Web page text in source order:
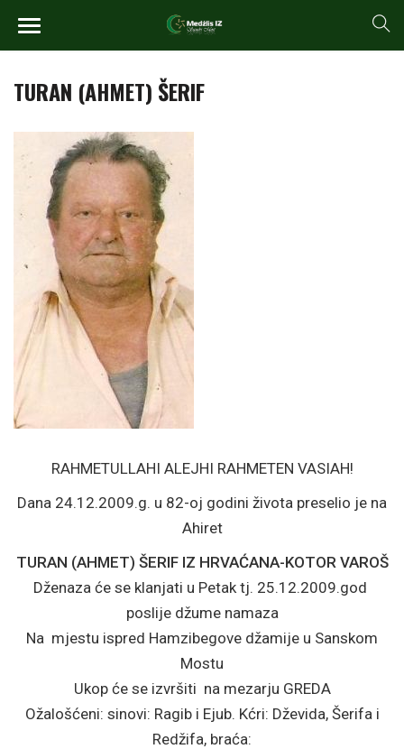
TURAN (AHMET) ŠERIF
RAHMETULLAHI ALEJHI RAHMETEN VASIAH!
Dana 24.12.2009.g. u 82-oj godini života preselio je na
Ahiret
TURAN (AHMET) ŠERIF IZ HRVAĆANA-KOTOR VAROŠ
Dženaza će se klanjati u Petak tj. 25.12.2009.god
poslije džume namaza
Na mjestu ispred Hamzibegove džamije u Sanskom
Mostu
Ukop će se izvršiti na mezarju GREDA
Ožalošćeni: sinovi: Ragib i Ejub. Kćri: Dževida, Šerifa i
Redžifa, braća: